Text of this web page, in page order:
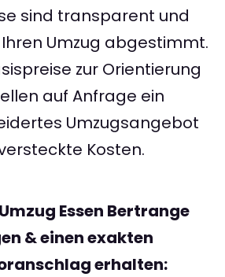
sind transparent und
Umzug abgestimmt.
zur Orientierung
auf Anfrage ein
Umzugsangebot
Kosten.
Essen Bertrange
& einen exakten
erhalten: